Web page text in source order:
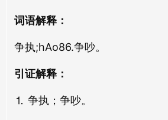
斗锣
斗歌
dòu gē
词语解释：
争执;hAo86.争吵。
引证解释：
⒈ 争执；争吵。